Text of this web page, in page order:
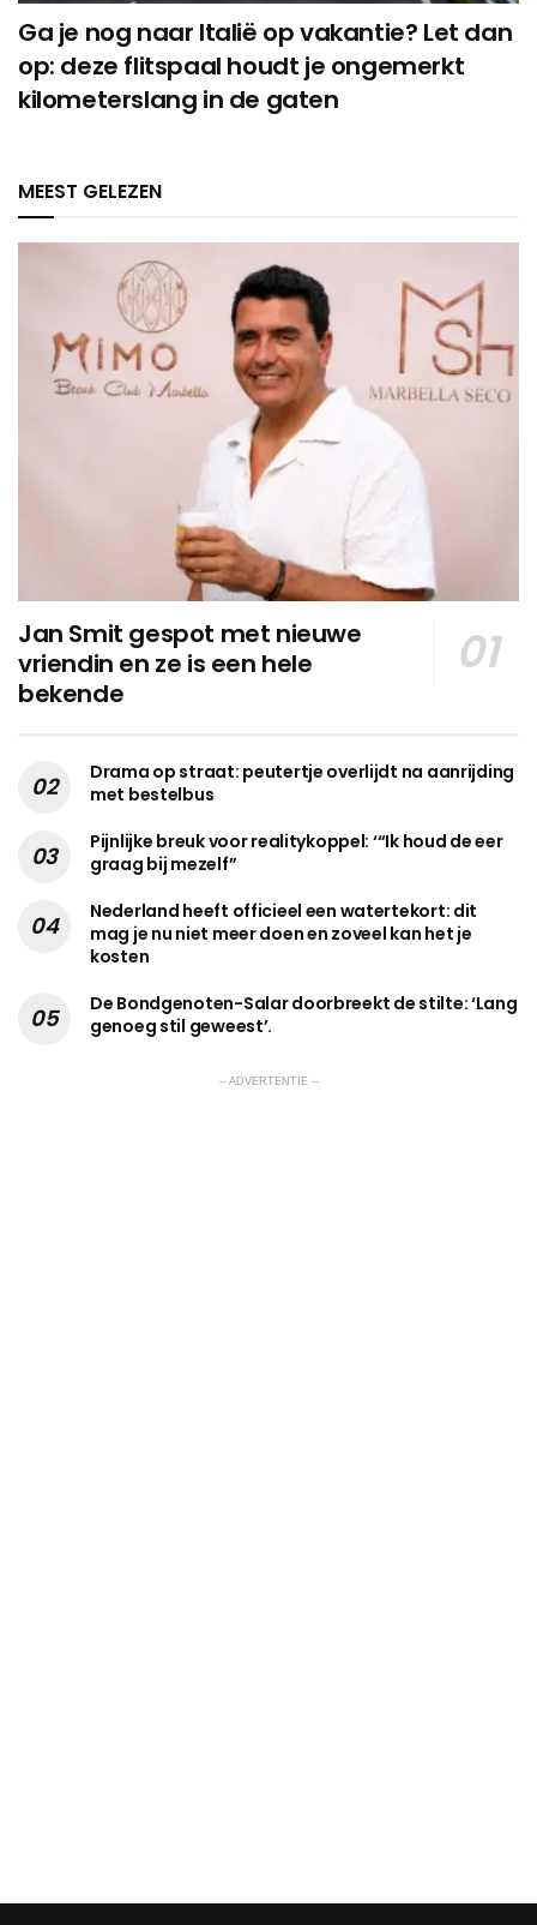
Ga je nog naar Italië op vakantie? Let dan
op: deze flitspaal houdt je ongemerkt
kilometerslang in de gaten
MEEST GELEZEN
Jan Smit gespot met nieuwe
vriendin en ze is een hele
bekende
Drama op straat: peutertje overlijdt na aanrijding
met bestelbus
Pijnlijke breuk voor realitykoppel: ‘“Ik houd de eer
graag bij mezelf”
Nederland heeft officieel een watertekort: dit
mag je nu niet meer doen en zoveel kan het je
kosten
De Bondgenoten-Salar doorbreekt de stilte: ‘Lang
genoeg stil geweest’.
-- ADVERTENTIE --